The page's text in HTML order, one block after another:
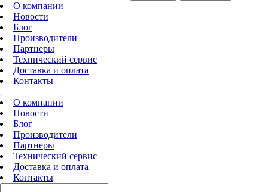
О компании
Новости
Блог
Производители
Партнеры
Технический сервис
Доставка и оплата
Контакты
О компании
Новости
Блог
Производители
Партнеры
Технический сервис
Доставка и оплата
Контакты